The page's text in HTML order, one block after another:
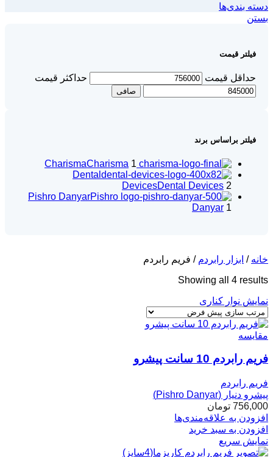
دسته بندی‌ها
بستن
فیلتر قیمت
حداقل قیمت حداكثر قيمت
صافی
فیلتر براساس برند
CharismaCharisma 1
Dental
DevicesDental Devices 2
Pishro DanyarPishro
Danyar 1
خانه / ابزار رابردم / فریم رابردم
Showing all 4 results
نمایش نوار کناری
مقایسه
فریم رابردم 10 سانت پیشرو
فریم رابردم
پیشرو دنیار (Pishro Danyar)
756,000 تومان
افزودن به علاقه‌مندی‌ها
افزودن به سبد خرید
نمایش سریع